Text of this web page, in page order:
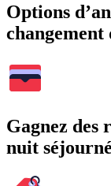
Options
Gagnez des
nuit